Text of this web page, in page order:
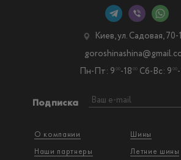
О компании
Наши партнеры
Шины
Летние шины
Подписка
Киев, ул. Садовая, 70-
Пн-Пт: 9 00-18 00 Сб-Вс: 9 00